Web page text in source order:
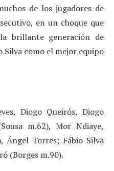
de los jugadores de
en un choque que
brillante generación de
Silva como el mejor equipo
Diogo Queirós, Diogo
m.62), Mor Ndiaye,
Ángel Torres; Fábio Silva
(Borges m.90).